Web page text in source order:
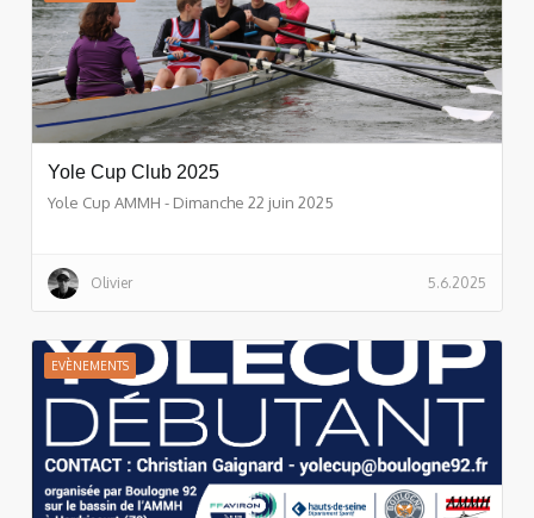
Yole Cup Club 2025
Yole Cup AMMH - Dimanche 22 juin 2025
Olivier 5.6.2025
EVÈNEMENTS